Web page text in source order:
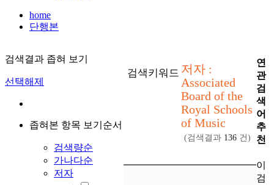
home
단행본
검색결과 좁혀 보기
선택해제
좁혀본 항목 보기순서
검색량순
가나다순
저자
검색키워드 저자 :
Associated
Board of the
Royal Schools
of Music
(검색결과 136 건)
연
관
검
색
어
추
천
이
검